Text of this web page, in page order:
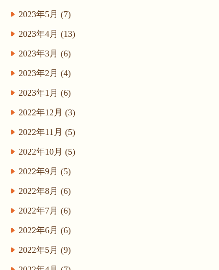
2023年5月 (7)
2023年4月 (13)
2023年3月 (6)
2023年2月 (4)
2023年1月 (6)
2022年12月 (3)
2022年11月 (5)
2022年10月 (5)
2022年9月 (5)
2022年8月 (6)
2022年7月 (6)
2022年6月 (6)
2022年5月 (9)